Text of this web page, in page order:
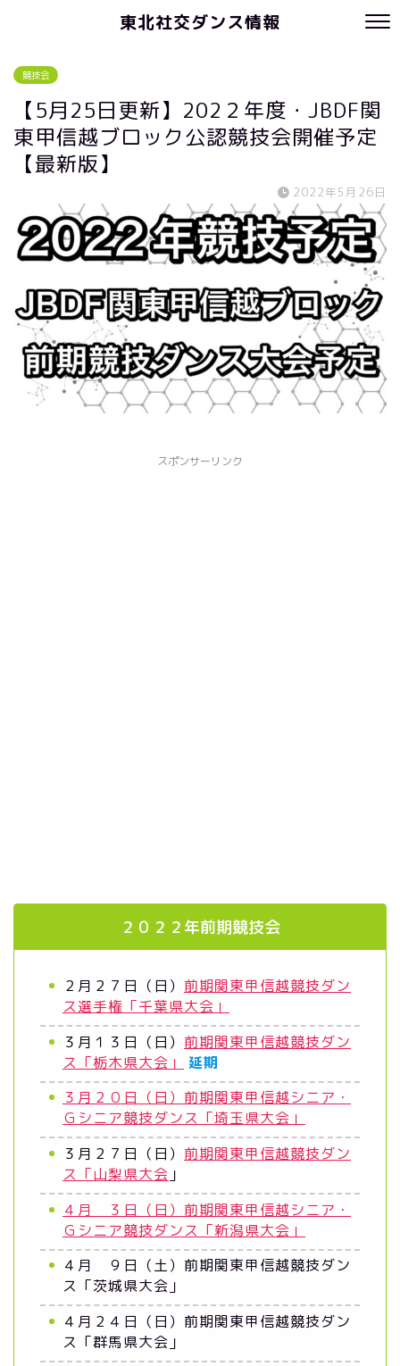
東北社交ダンス情報
競技会
【5月25日更新】202２年度・JBDF関
東甲信越ブロック公認競技会開催予定
【最新版】
2022年5月26日
スポンサーリンク
２０２２年前期競技会
２月２７日（日） 前期関東甲信越競技ダン
ス選手権「千葉県大会」
３月１３日（日） 前期関東甲信越競技ダン
ス「栃木県大会」
延期
３月２０日（日）前期関東甲信越シニア・
Ｇシニア競技ダンス「埼玉県大会」
３月２７日（日） 前期関東甲信越競技ダン
ス「山梨県大会 」
４月 ３日（日）前期関東甲信越シニア・
Ｇシニア競技ダンス「新潟県大会」
４月 ９日（土）前期関東甲信越競技ダン
ス「茨城県大会」
４月２４日（日）前期関東甲信越競技ダン
ス「群馬県大会」